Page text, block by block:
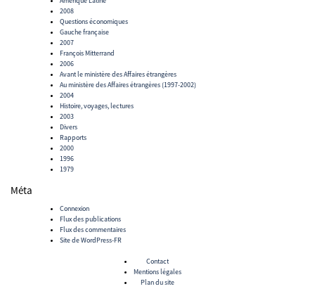
2008
Questions économiques
Gauche française
2007
François Mitterrand
2006
Avant le ministère des Affaires étrangères
Au ministère des Affaires étrangères (1997-2002)
2004
Histoire, voyages, lectures
2003
Divers
Rapports
2000
1996
1979
Méta
Connexion
Flux des publications
Flux des commentaires
Site de WordPress-FR
Contact
Mentions légales
Plan du site